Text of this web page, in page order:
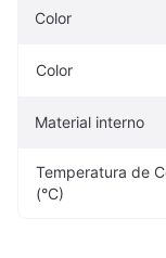
Color
Color
Material interno
Temperatura de
(°C)